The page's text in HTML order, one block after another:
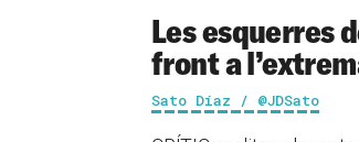
Les esquerres
front a
Sato Díaz / @JDSato